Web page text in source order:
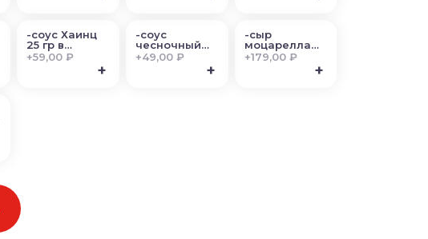
-соус Хаинц
25 гр в
ассортименте
+59,00 ₽
+
-соус
чесночный
25гр
+49,00 ₽
+
-сыр
моцарелла
100 гр
+179,00 ₽
+